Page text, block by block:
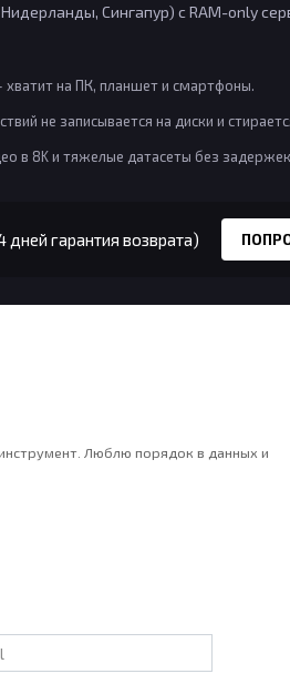
Сингапур) с RAM-only
хватит на ПК, планшет и смартфоны.
не записывается на диски и
в 8K и тяжелые датасеты без
дней гарантия возврата)
Люблю порядок в данных и